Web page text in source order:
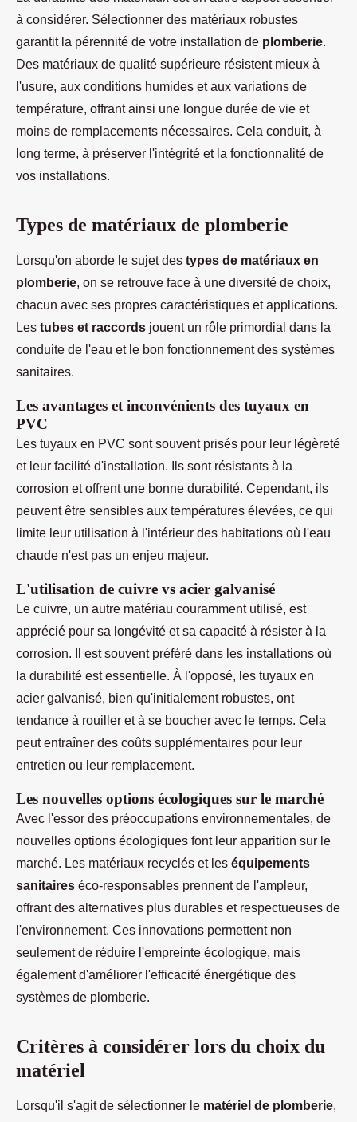
à considérer. Sélectionner des matériaux robustes
garantit la pérennité de votre installation de plomberie.
Des matériaux de qualité supérieure résistent mieux à
l'usure, aux conditions humides et aux variations de
température, offrant ainsi une longue durée de vie et
moins de remplacements nécessaires. Cela conduit, à
long terme, à préserver l'intégrité et la fonctionnalité de
vos installations.
Types de matériaux de plomberie
Lorsqu'on aborde le sujet des types de matériaux en
plomberie, on se retrouve face à une diversité de choix,
chacun avec ses propres caractéristiques et applications.
Les tubes et raccords jouent un rôle primordial dans la
conduite de l'eau et le bon fonctionnement des systèmes
sanitaires.
Les avantages et inconvénients des tuyaux en
PVC
Les tuyaux en PVC sont souvent prisés pour leur légèreté
et leur facilité d'installation. Ils sont résistants à la
corrosion et offrent une bonne durabilité. Cependant, ils
peuvent être sensibles aux températures élevées, ce qui
limite leur utilisation à l'intérieur des habitations où l'eau
chaude n'est pas un enjeu majeur.
L'utilisation de cuivre vs acier galvanisé
Le cuivre, un autre matériau couramment utilisé, est
apprécié pour sa longévité et sa capacité à résister à la
corrosion. Il est souvent préféré dans les installations où
la durabilité est essentielle. À l'opposé, les tuyaux en
acier galvanisé, bien qu'initialement robustes, ont
tendance à rouiller et à se boucher avec le temps. Cela
peut entraîner des coûts supplémentaires pour leur
entretien ou leur remplacement.
Les nouvelles options écologiques sur le marché
Avec l'essor des préoccupations environnementales, de
nouvelles options écologiques font leur apparition sur le
marché. Les matériaux recyclés et les équipements
sanitaires éco-responsables prennent de l'ampleur,
offrant des alternatives plus durables et respectueuses de
l'environnement. Ces innovations permettent non
seulement de réduire l'empreinte écologique, mais
également d'améliorer l'efficacité énergétique des
systèmes de plomberie.
Critères à considérer lors du choix du
matériel
Lorsqu'il s'agit de sélectionner le matériel de plomberie,